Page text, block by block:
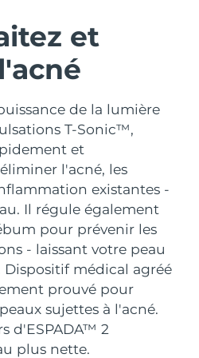
et
de la lumière
T-Sonic™,
et
l'acné, les
existantes -
Il régule également
pour prévenir les
- laissant votre peau
Dispositif médical agréé
prouvé pour
sujettes à l'acné.
d'ESPADA™ 2
plus nette.
coffret
Plus
heating
Men
aging massage
coffret
toning
go
toning on-the-go
eyes & lips
line smoothing device
coffret
and red light therapy
Soin bucco-dentaire
sonic toothbrush
silicone sonic toothbrush
ANTI-ÂGE
Traitements LED
NEW
Livraison estimée
Livraison estimée
Livraison estimée
Livraison estimée
Livraison estimée15/8/26
Livraison estimée10/8/26
Livraison estimée
Livraison estimée